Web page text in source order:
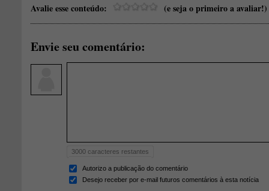
Avalie esse conteúdo: (e seja o primeiro a avaliar!)
Envie seu comentário:
3000 caracteres restantes
Autorizo a publicação do comentário
Desejo receber por e-mail futuros comentários à esta notícia